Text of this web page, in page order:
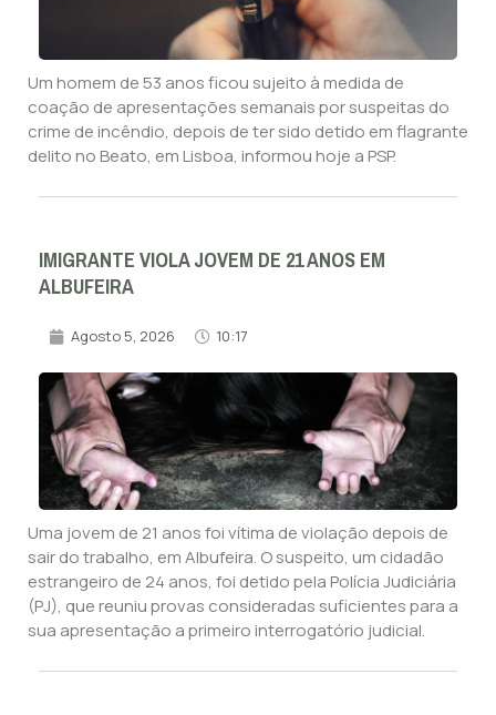
Um homem de 53 anos ficou sujeito à medida de
coação de apresentações semanais por suspeitas do
crime de incêndio, depois de ter sido detido em flagrante
delito no Beato, em Lisboa, informou hoje a PSP.
IMIGRANTE VIOLA JOVEM DE 21 ANOS EM
ALBUFEIRA
Agosto 5, 2026 10:17
Uma jovem de 21 anos foi vítima de violação depois de
sair do trabalho, em Albufeira. O suspeito, um cidadão
estrangeiro de 24 anos, foi detido pela Polícia Judiciária
(PJ), que reuniu provas consideradas suficientes para a
sua apresentação a primeiro interrogatório judicial.